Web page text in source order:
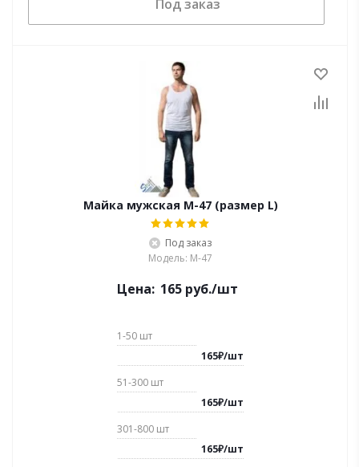
Под заказ
Майка мужская M-47 (размер L)
Под заказ
Модель: M-47
Цена: 165 руб./шт
1-50 шт
165₽/шт
51-300 шт
165₽/шт
301-800 шт
165₽/шт